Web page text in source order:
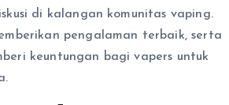
di kalangan komunitas vaping.
pengalaman terbaik, serta
keuntungan bagi vapers untuk